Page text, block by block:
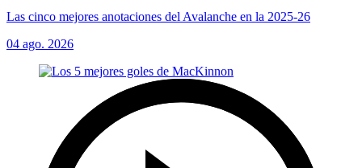
Las cinco mejores anotaciones del Avalanche en la 2025-26
04 ago. 2026